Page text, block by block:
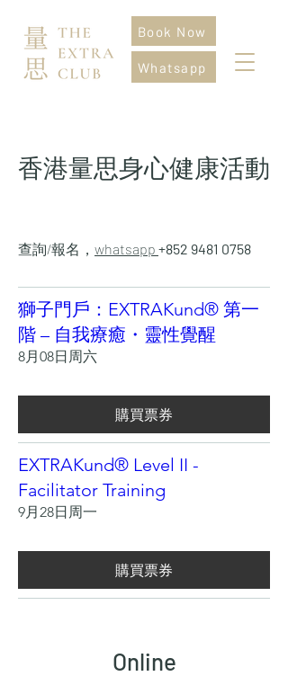
Book Now
Whatsapp
香港量思身心健康活動
查詢/報名， whatsapp +852 9481 0758
獅子門戶：EXTRAKund® 第一
階 – 自我療癒・靈性覺醒
8月08日周六
購買票券
EXTRAKund® Level II -
Facilitator Training
9月28日周一
購買票券
Online